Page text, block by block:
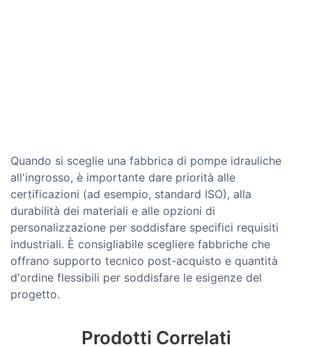
Quando si sceglie una fabbrica di pompe idrauliche
all'ingrosso, è importante dare priorità alle
certificazioni (ad esempio, standard ISO), alla
durabilità dei materiali e alle opzioni di
personalizzazione per soddisfare specifici requisiti
industriali. È consigliabile scegliere fabbriche che
offrano supporto tecnico post-acquisto e quantità
d'ordine flessibili per soddisfare le esigenze del
progetto.
Prodotti Correlati